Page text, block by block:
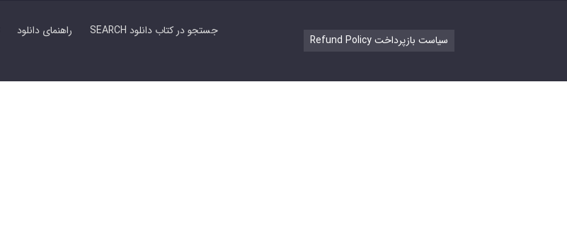
راهنمای دانلود SEARCH جستجو در کتاب دانلود
Refund Policy سیاست بازپرداخت